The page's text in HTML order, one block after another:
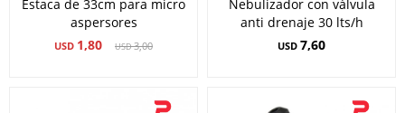
Estaca de 33cm para micro
aspersores
USD 1,80 USD3,00
Nebulizador con válvula
anti drenaje 30 lts/h
USD 7,60